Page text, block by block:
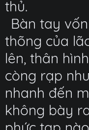
thủ.
Bàn tay
thõng của
lên, thân
còng rạp
nhanh đến
không bày